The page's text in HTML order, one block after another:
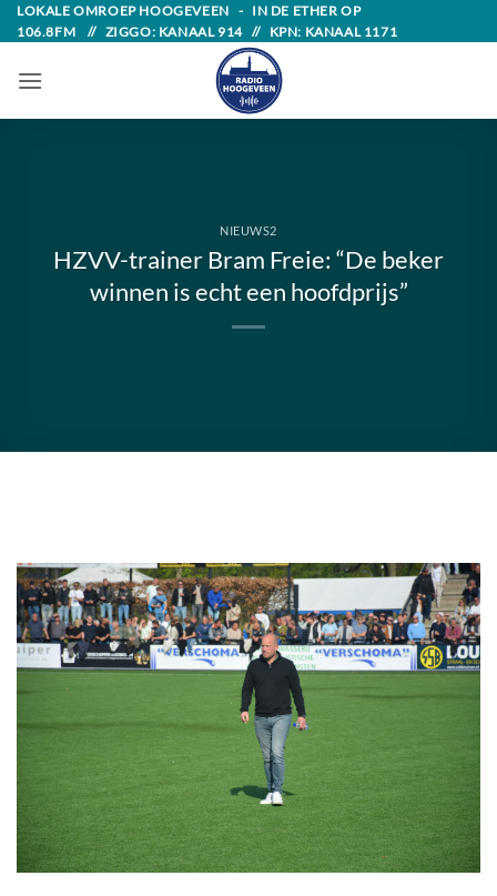
Skip
to
content
LOKALE OMROEP HOOGEVEEN - IN DE ETHER OP
106.8FM // ZIGGO: KANAAL 914 // KPN: KANAAL 1171
NIEUWS2
HZVV-trainer Bram Freie: “De beker
winnen is echt een hoofdprijs”